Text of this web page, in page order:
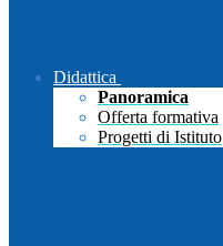
Didattica
Panoramica
Offerta formativa
Progetti di Istituto